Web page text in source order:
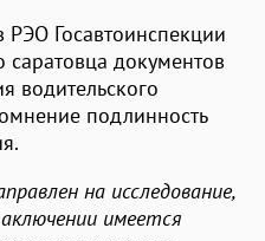
РЭО Госавтоинспекции
документов
водительского
подлинность
на исследование,
имеется